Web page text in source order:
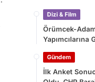
Dizi & Film
Örümcek-
Gündem
İlk Anket